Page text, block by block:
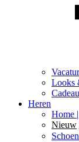
Looks
Cadeau
Heren
Home
Nieuw